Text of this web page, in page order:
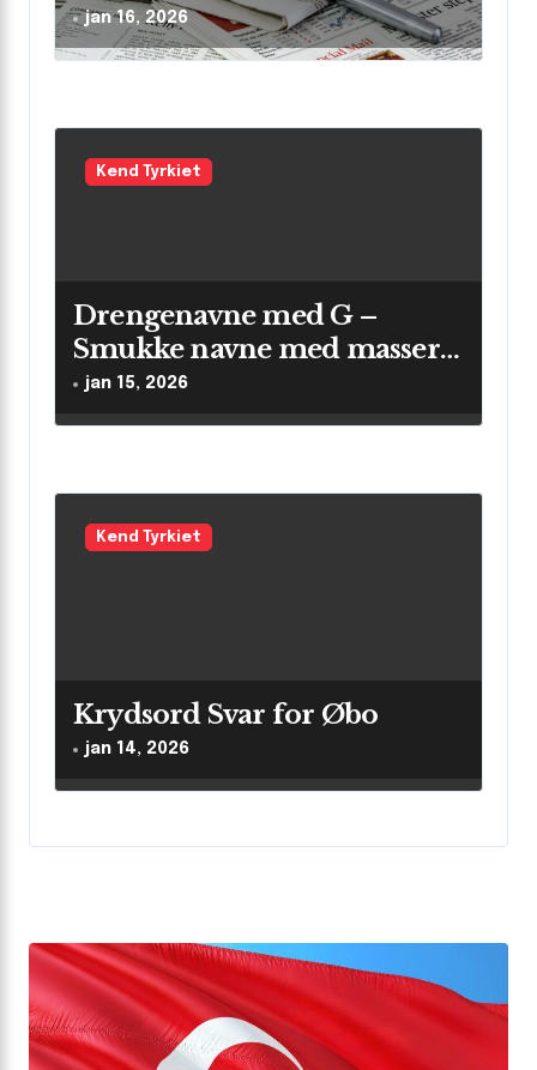
jan 16, 2026
Kend Tyrkiet
Drengenavne med G –
Smukke navne med masser
af betydning
jan 15, 2026
Kend Tyrkiet
Krydsord Svar for Øbo
jan 14, 2026